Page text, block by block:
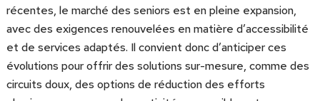
récentes, le marché des seniors est en pleine expansion,
avec des exigences renouvelées en matière d’accessibilité
et de services adaptés. Il convient donc d’anticiper ces
évolutions pour offrir des solutions sur-mesure, comme des
circuits doux, des options de réduction des efforts